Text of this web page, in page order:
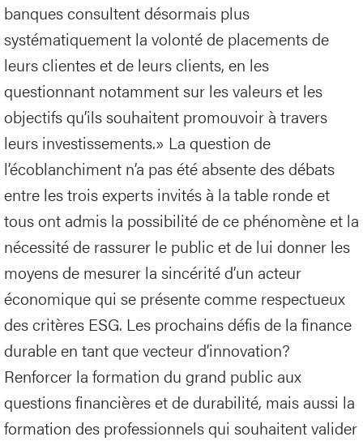
banques consultent désormais plus
systématiquement la volonté de placements de
leurs clientes et de leurs clients, en les
questionnant notamment sur les valeurs et les
objectifs qu’ils souhaitent promouvoir à travers
leurs investissements.» La question de
l’écoblanchiment n’a pas été absente des débats
entre les trois experts invités à la table ronde et
tous ont admis la possibilité de ce phénomène et la
nécessité de rassurer le public et de lui donner les
moyens de mesurer la sincérité d’un acteur
économique qui se présente comme respectueux
des critères ESG. Les prochains défis de la finance
durable en tant que vecteur d’innovation?
Renforcer la formation du grand public aux
questions financières et de durabilité, mais aussi la
formation des professionnels qui souhaitent valider